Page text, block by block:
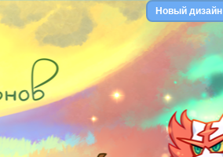
Новый дизайн